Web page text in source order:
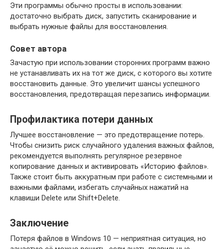
Эти программы обычно просты в использовании:
достаточно выбрать диск, запустить сканирование и
выбрать нужные файлы для восстановления.
Совет автора
Зачастую при использовании сторонних программ важно
не устанавливать их на тот же диск, с которого вы хотите
восстановить данные. Это увеличит шансы успешного
восстановления, предотвращая перезапись информации.
Профилактика потери данных
Лучшее восстановление — это предотвращение потерь.
Чтобы снизить риск случайного удаления важных файлов,
рекомендуется выполнять регулярное резервное
копирование данных и активировать «Историю файлов».
Также стоит быть аккуратным при работе с системными и
важными файлами, избегать случайных нажатий на
клавиши Delete или Shift+Delete.
Заключение
Потеря файлов в Windows 10 — неприятная ситуация, но